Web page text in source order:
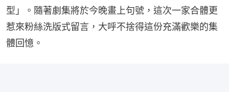
型」。隨著劇集將於今晚畫上句號，這次一家合體更
惹來粉絲洗版式留言，大呼不捨得這份充滿歡樂的集
體回憶。